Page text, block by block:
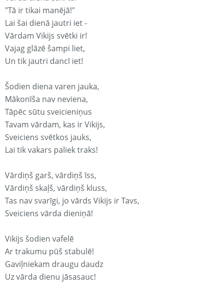
"Tā ir tikai manējā!"
Lai šai dienā jautri iet -
Vārdam Vikijs svētki ir!
Vajag glāzē šampi liet,
Un tik jautri dancī iet!
Šodien diena varen jauka,
Mākonīša nav neviena,
Tāpēc sūtu sveicieniņus
Tavam vārdam, kas ir Vikijs,
Sveiciens svētkos jauks,
Lai tik vakars paliek traks!
Vārdiņš garš, vārdiņš īss,
Vārdiņš skaļš, vārdiņš kluss,
Tas nav svarīgi, jo vārds Vikijs ir Tavs,
Sveiciens vārda dieniņā!
Vikijs šodien vafelē
Ar trakumu pūš stabulē!
Gaviļniekam draugu daudz
Uz vārda dienu jāsasauc!